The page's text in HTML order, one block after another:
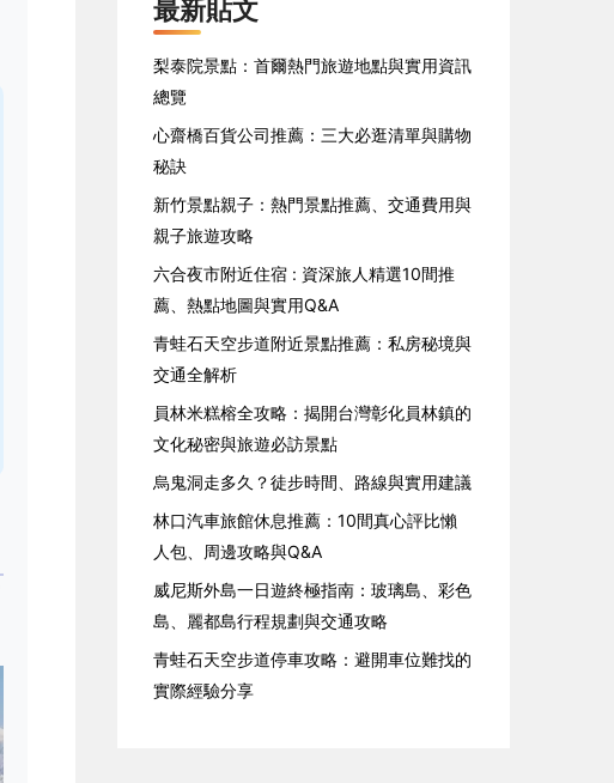
最新貼文
梨泰院景點：首爾熱門旅遊地點與實用資訊
總覽
心齋橋百貨公司推薦：三大必逛清單與購物
秘訣
新竹景點親子：熱門景點推薦、交通費用與
親子旅遊攻略
六合夜市附近住宿 : 資深旅人精選10間推
薦、熱點地圖與實用Q&A
青蛙石天空步道附近景點推薦：私房秘境與
交通全解析
員林米糕榕全攻略：揭開台灣彰化員林鎮的
文化秘密與旅遊必訪景點
烏鬼洞走多久？徒步時間、路線與實用建議
林口汽車旅館休息推薦：10間真心評比懶
人包、周邊攻略與Q&A
威尼斯外島一日遊終極指南：玻璃島、彩色
島、麗都島行程規劃與交通攻略
青蛙石天空步道停車攻略：避開車位難找的
實際經驗分享